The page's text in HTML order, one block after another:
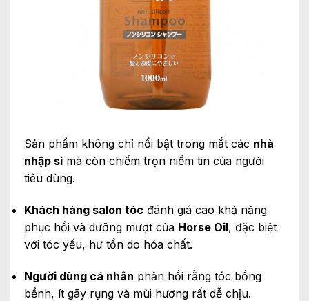
Sản phẩm không chỉ nổi bật trong mắt các nhà
nhập sỉ mà còn chiếm trọn niềm tin của người
tiêu dùng.
Khách hàng salon tóc đánh giá cao khả năng
phục hồi và dưỡng mượt của Horse Oil, đặc biệt
với tóc yếu, hư tổn do hóa chất.
Người dùng cá nhân phản hồi rằng tóc bồng
bềnh, ít gãy rụng và mùi hương rất dễ chịu.